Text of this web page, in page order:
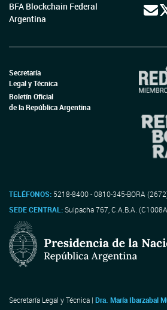
BFA Blockchain Federal
Argentina
Secretaría
Legal y Técnica
Boletín Oficial
de la República Argentina
TELÉFONOS: 5218-8400 - 0810-345-BORA
SEDE CENTRAL:Suipacha 767, C.A.B.A.
Secretaría Legal y Técnica | Dra. María Ibarzabal